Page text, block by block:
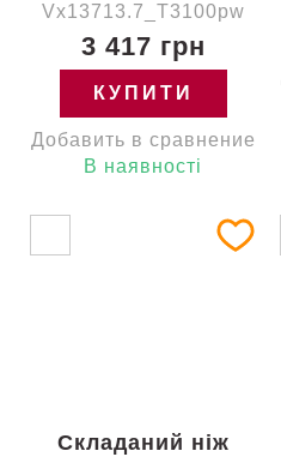
Vx13713.7_T3100pw
3 417 грн
КУПИТИ
Добавить в сравнение
В наявності
Складаний ніж